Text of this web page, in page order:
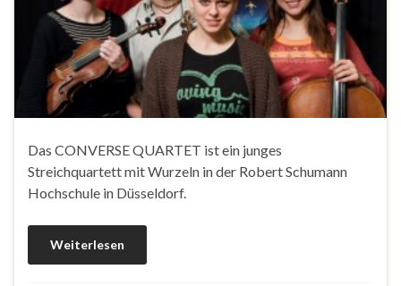
Das CONVERSE QUARTET ist ein junges
Streichquartett mit Wurzeln in der Robert Schumann
Hochschule in Düsseldorf.
Weiterlesen